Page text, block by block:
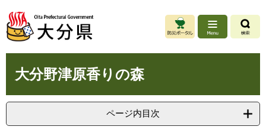
ジ
先
。
ュ
を
て
大分野津原香りの森
ページ内目次